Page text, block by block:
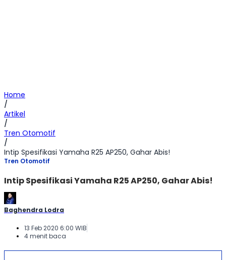
Home
/
Artikel
/
Tren Otomotif
/
Intip Spesifikasi Yamaha R25 AP250, Gahar Abis!
Tren Otomotif
Intip Spesifikasi Yamaha R25 AP250, Gahar Abis!
Baghendra Lodra
13 Feb 2020 6:00 WIB
4 menit baca